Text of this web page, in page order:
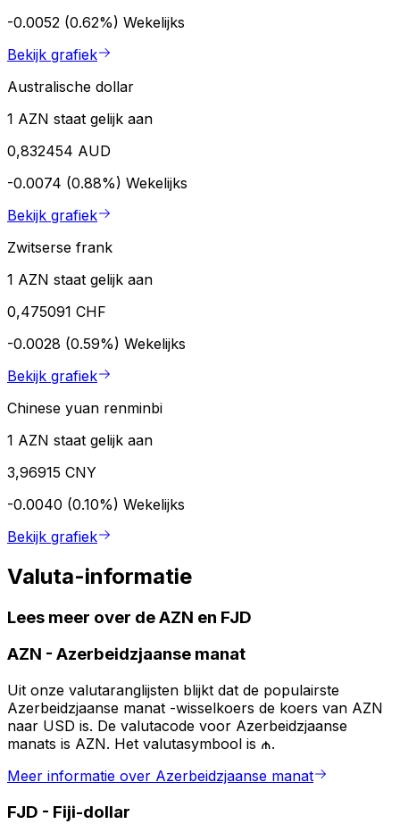
-0.0052 (0.62%) Wekelijks
Bekijk grafiek
Australische dollar
1 AZN staat gelijk aan
0,832454 AUD
-0.0074 (0.88%) Wekelijks
Bekijk grafiek
Zwitserse frank
1 AZN staat gelijk aan
0,475091 CHF
-0.0028 (0.59%) Wekelijks
Bekijk grafiek
Chinese yuan renminbi
1 AZN staat gelijk aan
3,96915 CNY
-0.0040 (0.10%) Wekelijks
Bekijk grafiek
Valuta-informatie
Lees meer over de AZN en FJD
AZN - Azerbeidzjaanse manat
Uit onze valutaranglijsten blijkt dat de populairste
Azerbeidzjaanse manat -wisselkoers de koers van AZN
naar USD is. De valutacode voor Azerbeidzjaanse
manats is AZN. Het valutasymbool is ₼.
Meer informatie over Azerbeidzjaanse manat
FJD - Fiji-dollar